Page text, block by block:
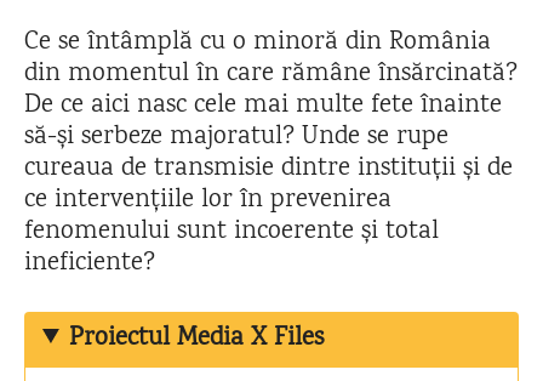
Ce se întâmplă cu o minoră din România
din momentul în care rămâne însărcinată?
De ce aici nasc cele mai multe fete înainte
să-și serbeze majoratul? Unde se rupe
cureaua de transmisie dintre instituții și de
ce intervențiile lor în prevenirea
fenomenului sunt incoerente și total
ineficiente?
Proiectul Media X Files